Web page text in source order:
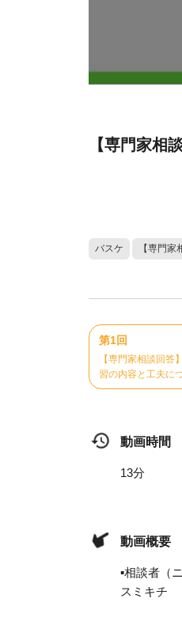
【専門家相
バスケ 【専門
第1回
【専門家相談回答
習の内容と工夫に
動画時間
13分
動画概要
▪️相談者（
スミキチ